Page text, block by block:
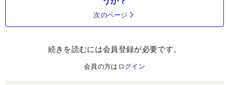
次のページ
続きを読むには会員登録が必要です。
会員の方は ログイン